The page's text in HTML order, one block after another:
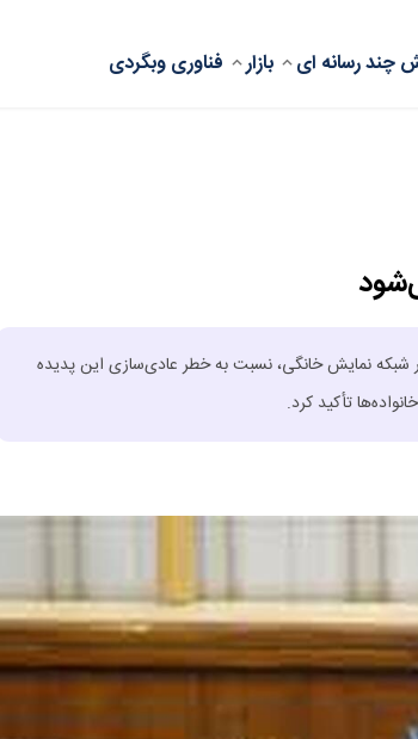
چند رسانه ای بازار فناوریوبگردی
شبکه نمایش خانگی، نسبت به خطر عادی‌سازی این پدیده
تأکید کرد.